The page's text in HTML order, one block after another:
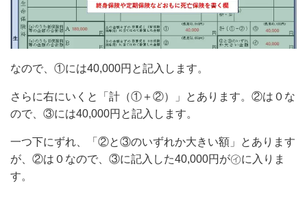
なので、①には40,000円と記入します。
さらに右にいくと「計（①＋②）」とあります。②は０な
ので、③には40,000円と記入します。
一つ下にずれ、「②と③のいずれか大きい額」とあります
が、②は０なので、③に記入した40,000円が㋑に入りま
す。